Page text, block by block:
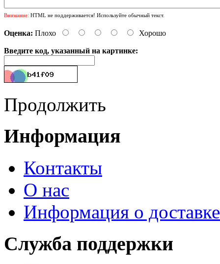
Внимание: HTML не поддерживается! Используйте обычный текст.
Оценка: Плохо Хорошо
Введите код, указанный на картинке:
Продолжить
Информация
Контакты
О нас
Информация о доставке
Служба поддержки